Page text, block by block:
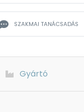
SZAKMAI TANÁCSADÁS
Gyártó